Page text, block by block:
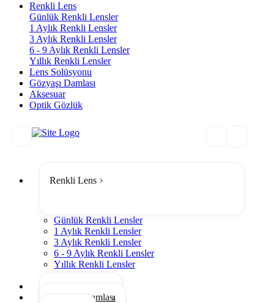
Renkli Lens
Günlük Renkli Lensler
1 Aylık Renkli Lensler
3 Aylık Renkli Lensler
6 - 9 Aylık Renkli Lensler
Yıllık Renkli Lensler
Lens Solüsyonu
Gözyaşı Damlası
Aksesuar
Optik Gözlük
Renkli Lens
Günlük Renkli Lensler
1 Aylık Renkli Lensler
3 Aylık Renkli Lensler
6 - 9 Aylık Renkli Lensler
Yıllık Renkli Lensler
Gözyaşı Damlası